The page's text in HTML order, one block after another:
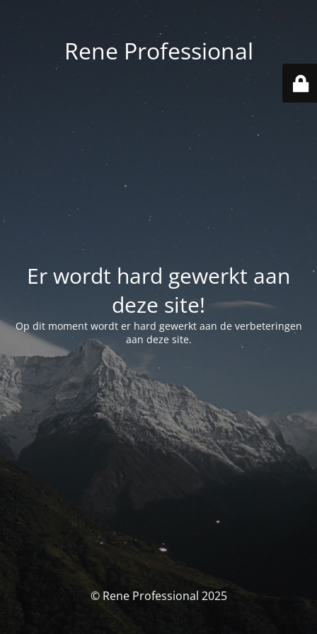
Rene Professional
Er wordt hard gewerkt aan
deze site!
Op dit moment wordt er hard gewerkt aan de verbeteringen
aan deze site.
© Rene Professional 2025